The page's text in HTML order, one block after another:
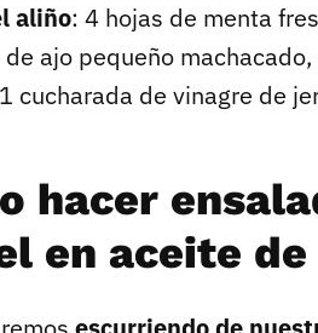
aliño: 4 hojas de menta
ajo pequeño
cucharada de vinagre de
hacer
en aceite